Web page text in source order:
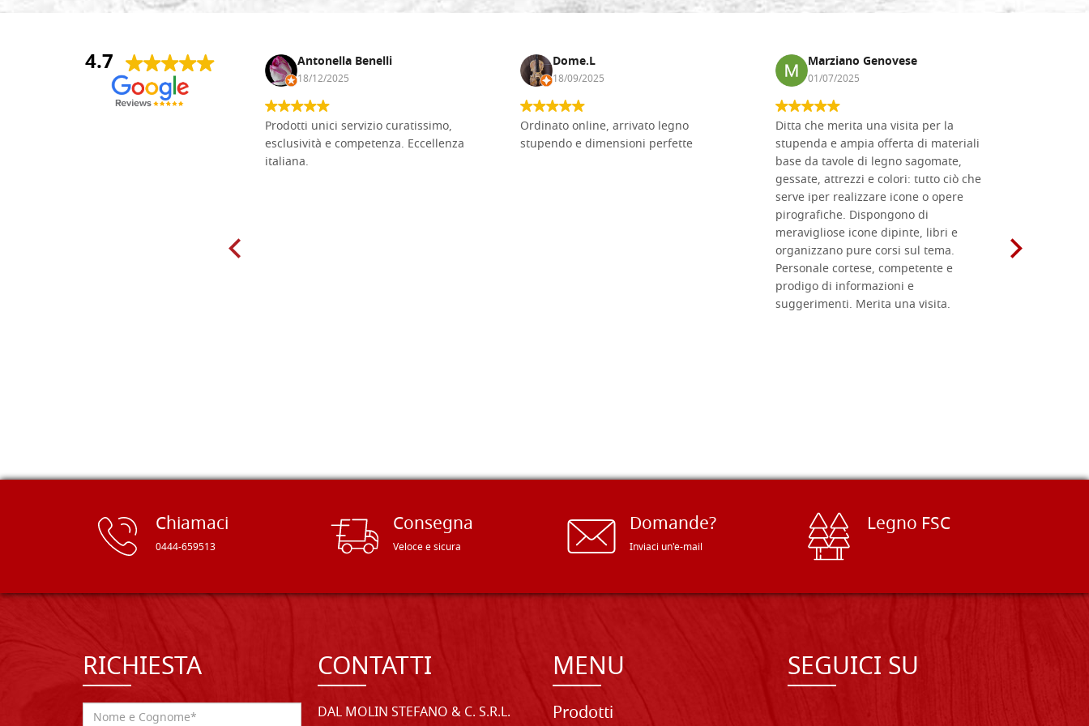
4.7
Andrea Monguzzi Antonella Benelli
18/12/2025
Prodotti unici servizio curatissimo,
esclusività e competenza. Eccellenza
italiana.
Dome.L
18/09/2025
Ordinato online, arrivato legno
stupendo e dimensioni perfette
Marziano Genovese
01/07/2025
Ditta che merita una visita per la
stupenda e ampia offerta di materiali
base da tavole di legno sagomate,
gessate, attrezzi e colori: tutto ciò che
serve iper realizzare icone o opere
pirografiche. Dispongono di
meravigliose icone dipinte, libri e
organizzano pure corsi sul tema.
Personale cortese, competente e
prodigo di informazioni e
suggerimenti. Merita una visita.
Chiamaci
0444-659513
Consegna
Veloce e sicura
Domande?
Inviaci un'e-mail
Legno FSC
RICHIESTA CONTATTI
DAL MOLIN STEFANO & C. S.R.L.
MENU
Prodotti
SEGUICI SU